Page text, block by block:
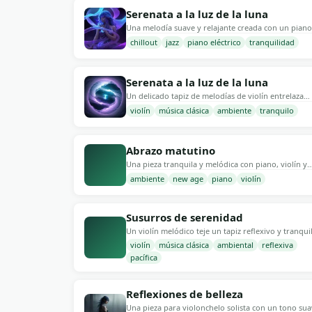
Serenata a la luz de la luna
Una melodía suave y relajante creada con un piano
eléctrico. Inspirada en los estilos chillout y jazz, esta
pieza evoca un ambiente sereno y tranquilo,
99 BPM 128 kb/s 2
chillout jazz piano eléctrico tranquilidad
Serenata a la luz de la luna
Un delicado tapiz de melodías de violín entrelaza
elementos clásicos y ambientales, evocando una
atmósfera serena. Ideal para tardes tranquilas o
144 BPM 128 kb/s
violín música clásica ambiente tranquilo
Abrazo matutino
Una pieza tranquila y melódica con piano, violín y
sintetizadores suaves. Crea un ambiente sereno y
relajante, perfecto para la relajación o la
129 BPM 128 kb/s 132
ambiente new age piano violín
Susurros de serenidad
Un violín melódico teje un tapiz reflexivo y
envolviendo a los oyentes en una mezcla de música
clásica y ambiental. Esta pista es perfecta para
de meditación, clases de yoga o momentos
92 BPM 128 kb/s 1
violín música clásica ambiental
reflexiva
pacífica
Reflexiones de belleza
Una pieza para violonchelo solista con un tono